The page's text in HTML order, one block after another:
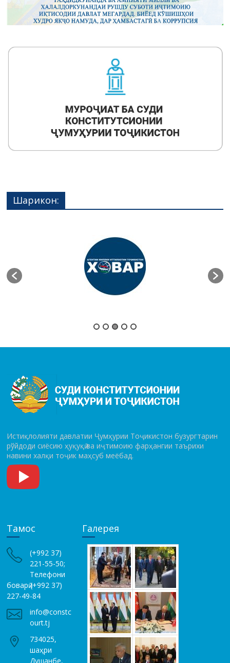
Шарикон:
Истиқлолияти давлатии Ҷумҳурии Тоҷикистон бузургтарин
рўй­до­ди сиёсию ҳуқуқӣ ва иҷтимоию фарҳангии таърихи
навини халқи тоҷик маҳсуб меёбад.
Тамос
(+992 37)
221-55-50;
Телефони
боварӣ (+992 37)
227-49-84
info@constc
ourt.tj
734025,
шаҳри
Душанбе,
Галерея